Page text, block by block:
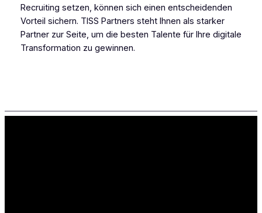
Recruiting setzen, können sich einen entscheidenden
Vorteil sichern. TISS Partners steht Ihnen als starker
Partner zur Seite, um die besten Talente für Ihre digitale
Transformation zu gewinnen.